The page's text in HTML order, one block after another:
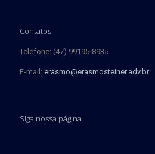
Contatos
Telefone: (47) 99195-8935
E-mail: erasmo@erasmosteiner.adv.br
Siga nossa página